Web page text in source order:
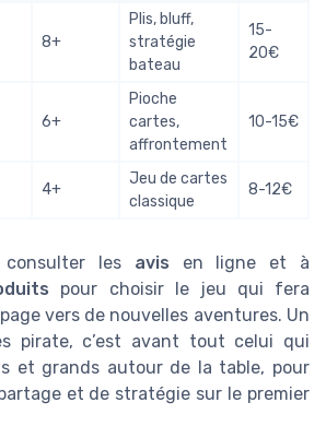
8+
Plis, bluff,
stratégie
bateau
15-
20€
6+
Pioche
cartes,
affrontement
10-15€
4+
Jeu de cartes
classique
8-12€
consulter les avis en ligne et à
pour choisir le jeu qui fera
vers de nouvelles aventures. Un
pirate, c’est avant tout celui qui
et grands autour de la table, pour
et de stratégie sur le premier